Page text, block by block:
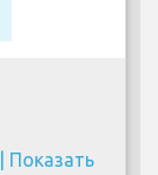
Показать